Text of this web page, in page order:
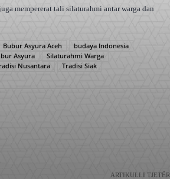
mempererat tali silaturahmi antar warga dan
Bubur Asyura Aceh
budaya Indonesia
Asyura
Silaturahmi Warga
Nusantara Tradisi Siak
ARTIKULLI TJETËR